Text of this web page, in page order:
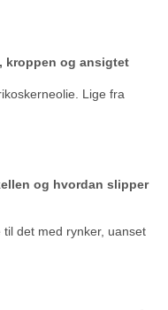
kroppen og ansigtet
Lige fra
og hvordan slipper
til det med rynker, uanset